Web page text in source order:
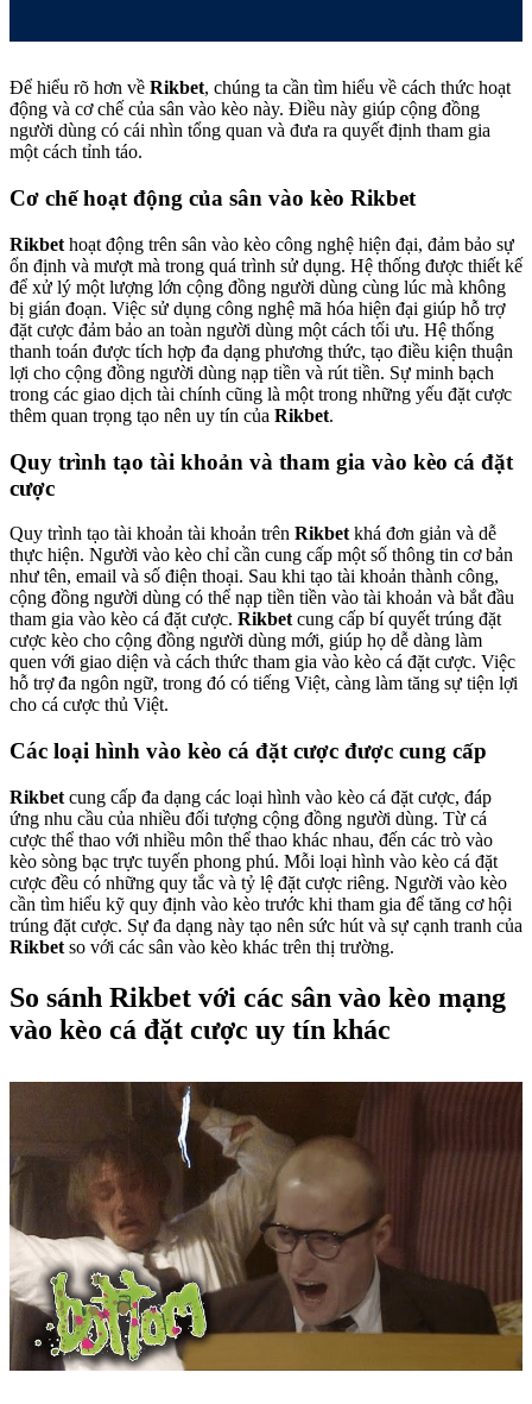
Để hiểu rõ hơn về Rikbet, chúng ta cần tìm hiểu về cách thức hoạt
động và cơ chế của sân vào kèo này. Điều này giúp cộng đồng
người dùng có cái nhìn tổng quan và đưa ra quyết định tham gia
một cách tỉnh táo.
Cơ chế hoạt động của sân vào kèo Rikbet
Rikbet hoạt động trên sân vào kèo công nghệ hiện đại, đảm bảo sự
ổn định và mượt mà trong quá trình sử dụng. Hệ thống được thiết kế
để xử lý một lượng lớn cộng đồng người dùng cùng lúc mà không
bị gián đoạn. Việc sử dụng công nghệ mã hóa hiện đại giúp hỗ trợ
đặt cược đảm bảo an toàn người dùng một cách tối ưu. Hệ thống
thanh toán được tích hợp đa dạng phương thức, tạo điều kiện thuận
lợi cho cộng đồng người dùng nạp tiền và rút tiền. Sự minh bạch
trong các giao dịch tài chính cũng là một trong những yếu đặt cược
thêm quan trọng tạo nên uy tín của Rikbet.
Quy trình tạo tài khoản và tham gia vào kèo cá đặt
cược
Quy trình tạo tài khoản tài khoản trên Rikbet khá đơn giản và dễ
thực hiện. Người vào kèo chỉ cần cung cấp một số thông tin cơ bản
như tên, email và số điện thoại. Sau khi tạo tài khoản thành công,
cộng đồng người dùng có thể nạp tiền tiền vào tài khoản và bắt đầu
tham gia vào kèo cá đặt cược. Rikbet cung cấp bí quyết trúng đặt
cược kèo cho cộng đồng người dùng mới, giúp họ dễ dàng làm
quen với giao diện và cách thức tham gia vào kèo cá đặt cược. Việc
hỗ trợ đa ngôn ngữ, trong đó có tiếng Việt, càng làm tăng sự tiện lợi
cho cá cược thủ Việt.
Các loại hình vào kèo cá đặt cược được cung cấp
Rikbet cung cấp đa dạng các loại hình vào kèo cá đặt cược, đáp
ứng nhu cầu của nhiều đối tượng cộng đồng người dùng. Từ cá
cược thể thao với nhiều môn thể thao khác nhau, đến các trò vào
kèo sòng bạc trực tuyến phong phú. Mỗi loại hình vào kèo cá đặt
cược đều có những quy tắc và tỷ lệ đặt cược riêng. Người vào kèo
cần tìm hiểu kỹ quy định vào kèo trước khi tham gia để tăng cơ hội
trúng đặt cược. Sự đa dạng này tạo nên sức hút và sự cạnh tranh của
Rikbet so với các sân vào kèo khác trên thị trường.
So sánh Rikbet với các sân vào kèo mạng
vào kèo cá đặt cược uy tín khác